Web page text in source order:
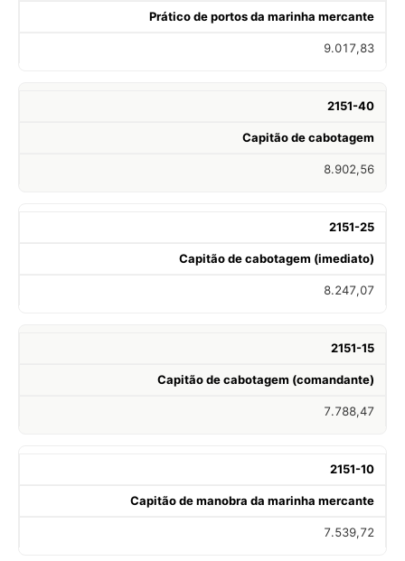
Prático de portos da marinha mercante
9.017,83
2151-40
Capitão de cabotagem
8.902,56
2151-25
Capitão de cabotagem (imediato)
8.247,07
2151-15
Capitão de cabotagem (comandante)
7.788,47
2151-10
Capitão de manobra da marinha mercante
7.539,72